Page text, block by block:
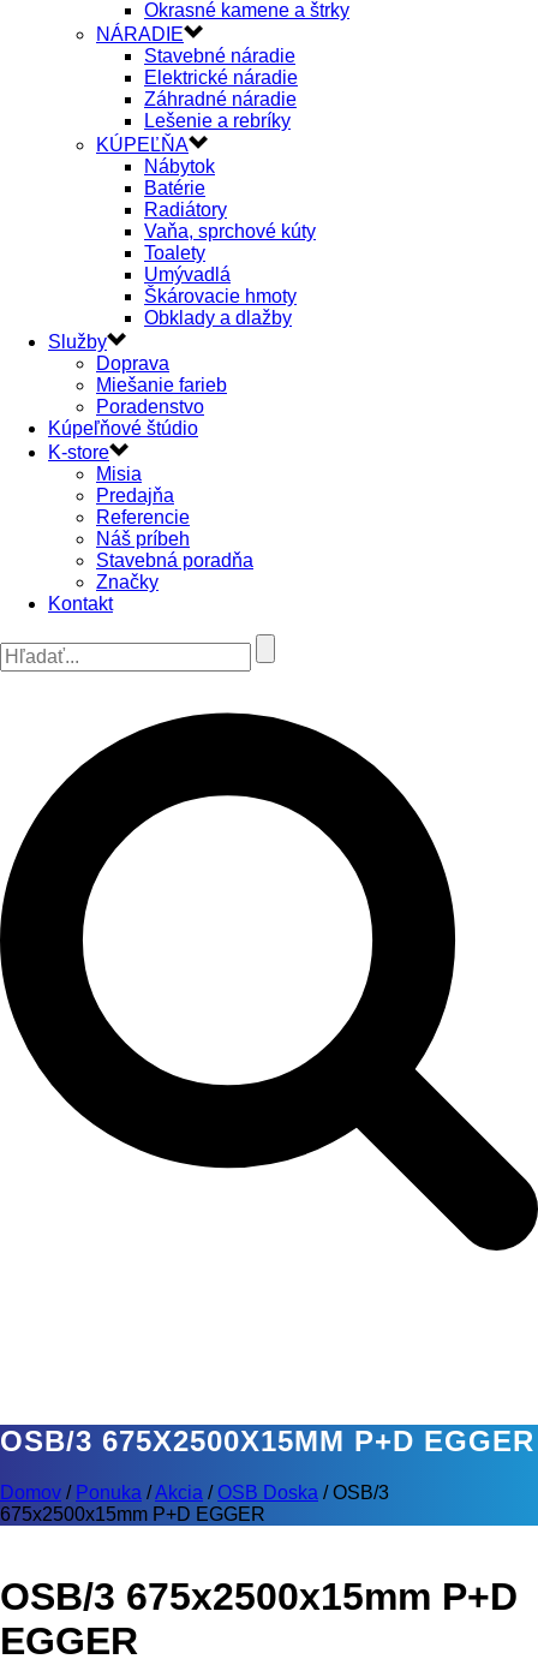
Okrasné kamene a štrky
NÁRADIE
Stavebné náradie
Elektrické náradie
Záhradné náradie
Lešenie a rebríky
KÚPEĽŇA
Nábytok
Batérie
Radiátory
Vaňa, sprchové kúty
Toalety
Umývadlá
Škárovacie hmoty
Obklady a dlažby
Služby
Doprava
Miešanie farieb
Poradenstvo
Kúpeľňové štúdio
K-store
Misia
Predajňa
Referencie
Náš príbeh
Stavebná poradňa
Značky
Kontakt
OSB/3 675X2500X15MM P+D EGGER
Domov / Ponuka /Akcia / OSB Doska /OSB/3
675x2500x15mm P+D EGGER
OSB/3 675x2500x15mm P+D
EGGER